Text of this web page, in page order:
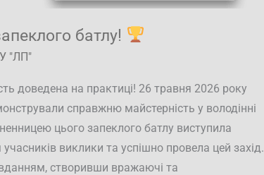
батлу!
"ЛП"
доведена на практиці! 26 травня 2026 року
справжню майстерність у володінні
цього запеклого батлу виступила
виклики та успішно провела цей захід.
створивши вражаючі та